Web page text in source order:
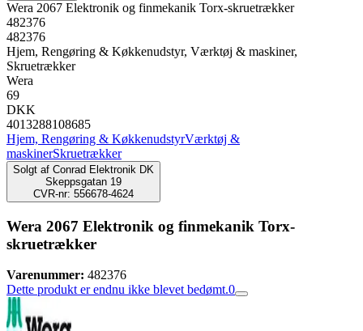
Wera 2067 Elektronik og finmekanik Torx-skruetrækker
482376
482376
Hjem, Rengøring & Køkkenudstyr, Værktøj & maskiner,
Skruetrækker
Wera
69
DKK
4013288108685
Hjem, Rengøring & KøkkenudstyrVærktøj &
maskinerSkruetrækker
Solgt af Conrad Elektronik DK
Skeppsgatan 19
CVR-nr: 556678-4624
Wera 2067 Elektronik og finmekanik Torx-
skruetrækker
Varenummer: 482376
Dette produkt er endnu ikke blevet bedømt.0